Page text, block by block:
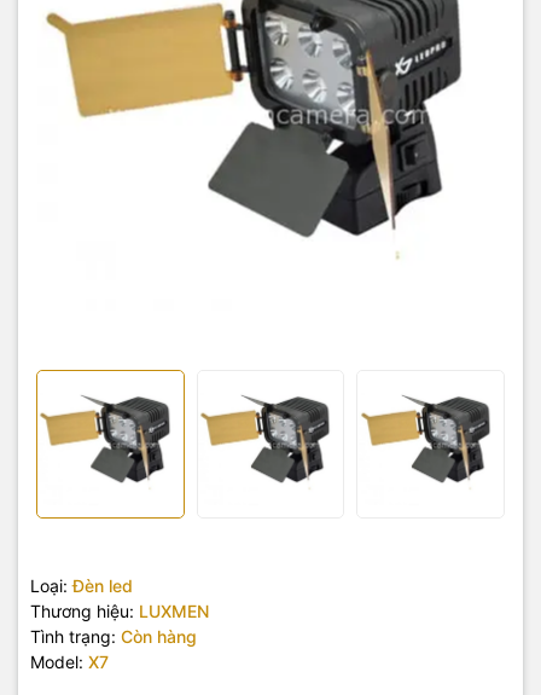
Loại: Đèn led
Thương hiệu: LUXMEN
Tình trạng: Còn hàng
Model: X7